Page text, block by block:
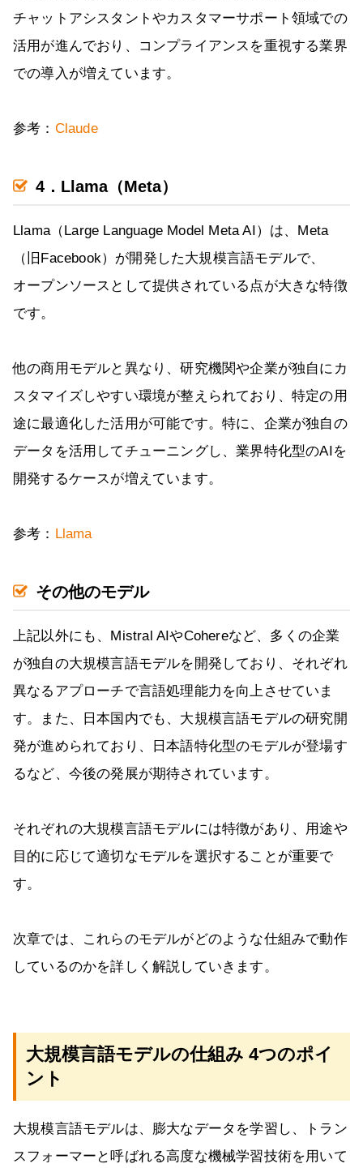
チャットアシスタントやカスタマーサポート領域での
活用が進んでおり、コンプライアンスを重視する業界
での導入が増えています。
参考： Claude
4．Llama（Meta）
Llama（Large Language Model Meta AI）は、Meta
（旧Facebook）が開発した大規模言語モデルで、
オープンソースとして提供されている点が大きな特徴
です。
他の商用モデルと異なり、研究機関や企業が独自にカ
スタマイズしやすい環境が整えられており、特定の用
途に最適化した活用が可能です。特に、企業が独自の
データを活用してチューニングし、業界特化型のAIを
開発するケースが増えています。
参考： Llama
その他のモデル
上記以外にも、Mistral AIやCohereなど、多くの企業
が独自の大規模言語モデルを開発しており、それぞれ
異なるアプローチで言語処理能力を向上させていま
す。また、日本国内でも、大規模言語モデルの研究開
発が進められており、日本語特化型のモデルが登場す
るなど、今後の発展が期待されています。
それぞれの大規模言語モデルには特徴があり、用途や
目的に応じて適切なモデルを選択することが重要で
す。
次章では、これらのモデルがどのような仕組みで動作
しているのかを詳しく解説していきます。
大規模言語モデルの仕組み 4つのポイ
ント
大規模言語モデルは、膨大なデータを学習し、トラン
スフォーマーと呼ばれる高度な機械学習技術を用いて